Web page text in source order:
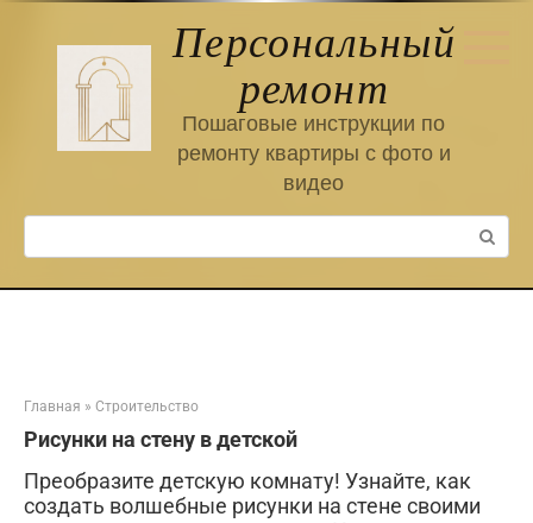
Персональный
ремонт
Пошаговые инструкции по
ремонту квартиры с фото и
видео
Поиск:
Главная » Строительство
Рисунки на стену в детской
Преобразите детскую комнату! Узнайте, как
создать волшебные рисунки на стене своими